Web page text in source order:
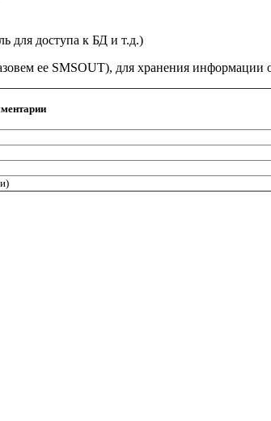
для доступа к БД и т.д.)
ее SMSOUT), для хранения информации